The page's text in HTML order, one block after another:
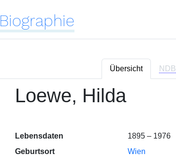
Biographie
Übersicht NDB
Loewe, Hilda
Lebensdaten
1895 – 1976
Geburtsort
Wien